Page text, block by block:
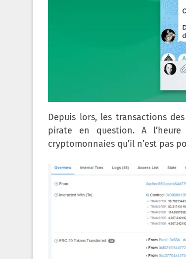
Depuis lors, les transactions
pirate en question. A
cryptomonnaies qu’il n’est pas